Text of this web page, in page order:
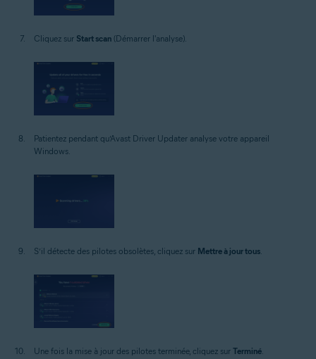
Cliquez sur Start scan (Démarrer l'analyse).
Patientez pendant qu’Avast Driver Updater analyse votre appareil
Windows.
S’il détecte des pilotes obsolètes, cliquez sur Mettre à jour tous
Une fois la mise à jour des pilotes terminée, cliquez sur Terminé